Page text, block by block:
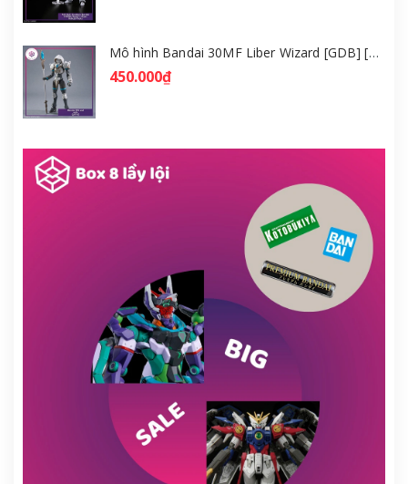
Mô hình Bandai 30MF Liber Wizard [GDB] [30MF]
450.000₫